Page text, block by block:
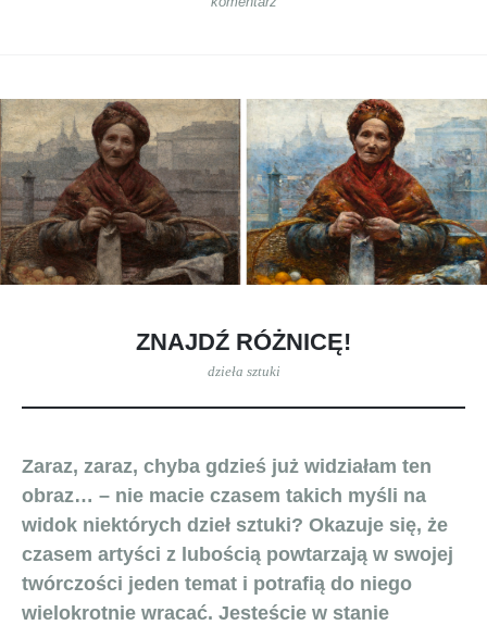
ZNAJDŹ RÓŻNICĘ!
dzieła sztuki
Zaraz, zaraz, chyba gdzieś już widziałam ten
obraz… – nie macie czasem takich myśli na
widok niektórych dzieł sztuki? Okazuje się, że
czasem artyści z lubością powtarzają w swojej
twórczości jeden temat i potrafią do niego
wielokrotnie wracać. Jesteście w stanie